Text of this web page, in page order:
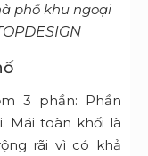
phố khu ngoại
3 phần: Phần
Mái toàn khối là
rãi vì có khả